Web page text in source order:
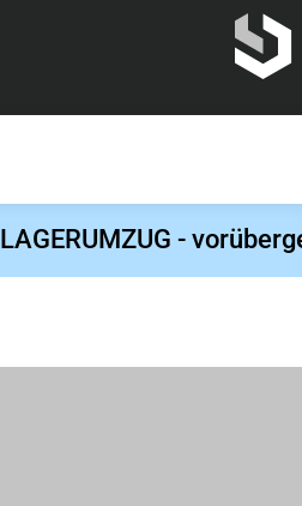
LAGERUMZUG -